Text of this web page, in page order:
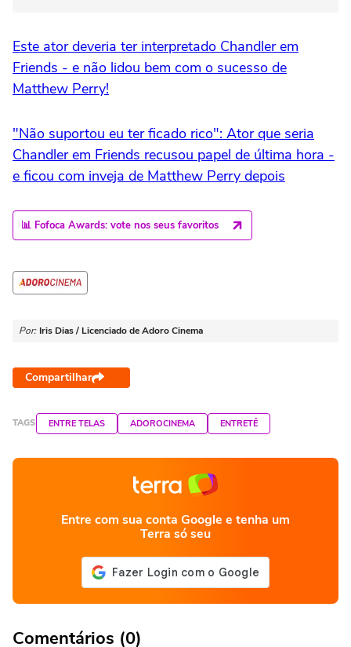
Este ator deveria ter interpretado Chandler em
Friends - e não lidou bem com o sucesso de
Matthew Perry!
"Não suportou eu ter ficado rico": Ator que seria
Chandler em Friends recusou papel de última hora -
e ficou com inveja de Matthew Perry depois
📊 Fofoca Awards: vote nos seus favoritos
Por: Iris Dias / Licenciado de Adoro Cinema
Compartilhar
TAGS ENTRE TELAS ADOROCINEMA ENTRETÊ
Entre com sua conta Google e tenha um
Terra só seu
Comentários (0)